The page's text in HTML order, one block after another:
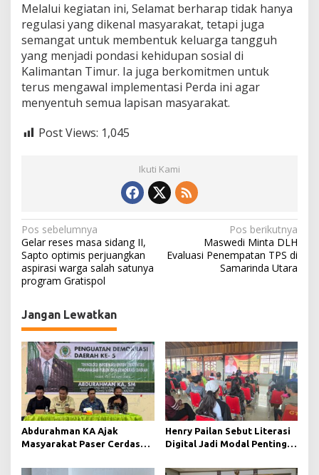
Melalui kegiatan ini, Selamat berharap tidak hanya
regulasi yang dikenal masyarakat, tetapi juga
semangat untuk membentuk keluarga tangguh
yang menjadi pondasi kehidupan sosial di
Kalimantan Timur. Ia juga berkomitmen untuk
terus mengawal implementasi Perda ini agar
menyentuh semua lapisan masyarakat.
Post Views: 1,045
Ikuti Kami
N
a
v
i
g
a
s
i
p
o
s
Pos sebelumnya
Gelar reses masa sidang II,
Sapto optimis perjuangkan
aspirasi warga salah satunya
program Gratispol
Pos berikutnya
Maswedi Minta DLH
Evaluasi Penempatan TPS di
Samarinda Utara
Jangan Lewatkan
Abdurahman KA Ajak
Masyarakat Paser Cerdas
Digital
Henry Pailan Sebut Literasi
Digital Jadi Modal Penting
Lebih Terbuka